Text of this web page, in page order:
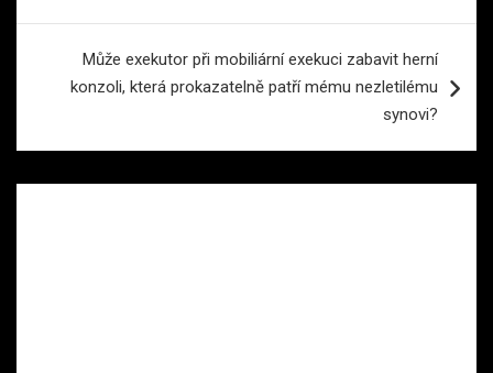
Může exekutor při mobiliární exekuci zabavit herní
konzoli, která prokazatelně patří mému nezletilému
synovi?